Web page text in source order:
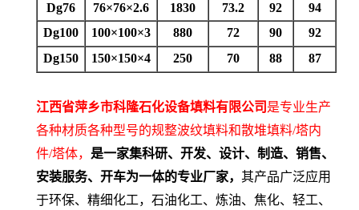
Dg76
76×76×2.6 1830 73.2 92
94
Dg100
100×100×3 880 72 90
92
Dg150
150×150×4 250 70 88 87
江西省萍乡市科隆石化设备填料有限公司 是专业生产
各种材质各种型号的规整波纹填料和散堆填料/塔内
件/塔体， 是一家集科研、开发、设计、制造、销售、
安装服务、开车为一体的专业厂家， 其产品广泛应用
于环保、精细化工，石油化工、炼油、焦化、轻工、